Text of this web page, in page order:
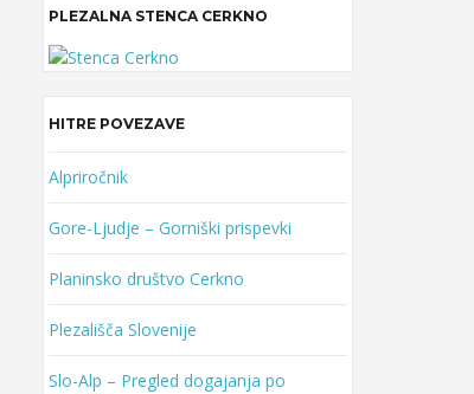
c
h
k
e
y
w
o
r
d
PLEZALNA STENCA CERKNO
HITRE POVEZAVE
Alpriročnik
Gore-Ljudje – Gorniški prispevki
Planinsko društvo Cerkno
Plezališča Slovenije
Slo-Alp – Pregled dogajanja po